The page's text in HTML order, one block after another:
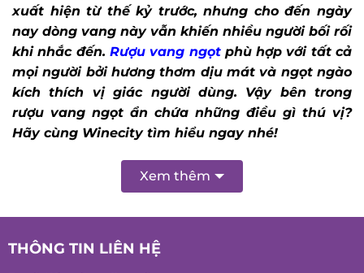
xuất hiện từ thế kỷ trước, nhưng cho đến ngày
nay dòng vang này vẫn khiến nhiều người bối rối
khi nhắc đến. Rượu vang ngọtphù hợp với tất cả
mọi người bởi hương thơm dịu mát và ngọt ngào
kích thích vị giác người dùng. Vậy bên trong
rượu vang ngọt ẩn chứa những điều gì thú vị?
Hãy cùng Winecity tìm hiểu ngay nhé!
Xem thêm
THÔNG TIN LIÊN HỆ